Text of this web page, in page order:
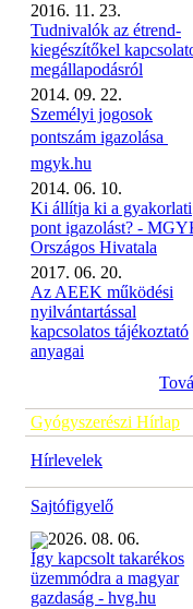
2016. 11. 23.
Tudnivalók az étrend-
kiegészítőkel
megállapodásról
2014. 09. 22.
Személyi jogosok
pontszám igazolása 
mgyk.hu
2014. 06. 10.
Ki állítja ki a gyakorlati
pont igazolást? -
Országos Hivatala
2017. 06. 20.
Az AEEK működési
nyilvántartással
kapcsolatos tájékoztató
anyagai
Gyógyszerészi Hírlap
Hírlevelek
Sajtófigyelő
2026. 08. 06.
Így kapcsolt takarékos
üzemmódra a magyar
gazdaság - hvg.hu